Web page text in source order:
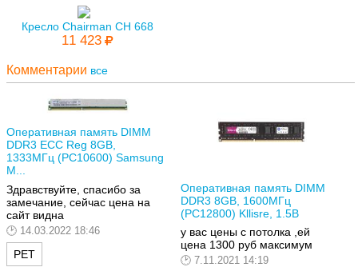
Кресло Chairman CH 668
11 423
Комментарии все
Оперативная память DIMM
DDR3 ECC Reg 8GB,
1333МГц (PC10600) Samsung
M...
Здравствуйте, спасибо за
замечание, сейчас цена на
сайт видна
14.03.2022 18:46
РЕТ
Оперативная память DIMM
DDR3 8GB, 1600МГц
(PC12800) Kllisre, 1.5В
у вас цены с потолка ,ей
цена 1300 руб максимум
7.11.2021 14:19